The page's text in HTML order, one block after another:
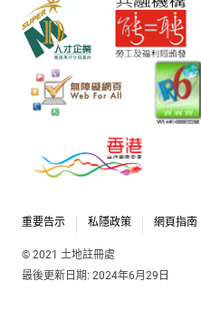
重要告示 私隱政策 網頁指南
© 2021 土地註冊處
最後更新日期: 2024年6月29日